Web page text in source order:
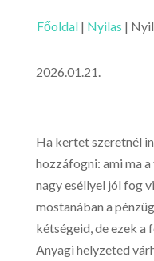
Főoldal | Nyilas |
2026.01.21.
Ha kertet szeretnél
hozzáfogni: ami ma
nagy eséllyel jól fog
mostanában a
kétségeid, de ezek a
Anyagi helyzeted